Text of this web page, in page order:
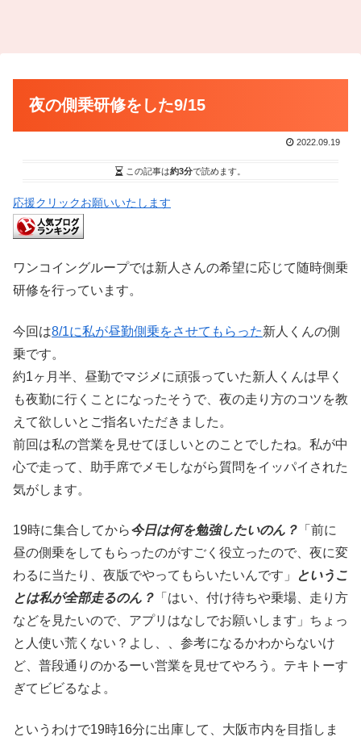
夜の側乗研修をした9/15
2022.09.19
この記事は約3分で読めます。
応援クリックお願いいたします
ワンコイングループでは新人さんの希望に応じて随時側乗
研修を行っています。
今回は8/1に私が昼勤側乗をさせてもらった新人くんの側
乗です。
約1ヶ月半、昼勤でマジメに頑張っていた新人くんは早く
も夜勤に行くことになったそうで、夜の走り方のコツを教
えて欲しいとご指名いただきました。
前回は私の営業を見せてほしいとのことでしたね。私が中
心で走って、助手席でメモしながら質問をイッパイされた
気がします。
19時に集合してから今日は何を勉強したいのん？ 「前に
昼の側乗をしてもらったのがすごく役立ったので、夜に変
わるに当たり、夜版でやってもらいたいんです」
というこ
とは私が全部走るのん？ 「はい、付け待ちや乗場、走り方
などを見たいので、アプリはなしでお願いします」ちょっ
と人使い荒くない？よし、、参考になるかわからないけ
ど、普段通りのかるーい営業を見せてやろう。テキトーす
ぎてビビるなよ。
というわけで19時16分に出庫して、大阪市内を目指しま